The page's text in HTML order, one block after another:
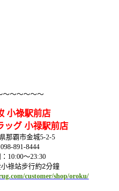
～～～～～～
小祿駅前店
ッグ 小禄駅前店
那覇市金城5-2-5
891-8444
10:00～23:30
祿站步行約2分鐘
customer/shop/oroku/